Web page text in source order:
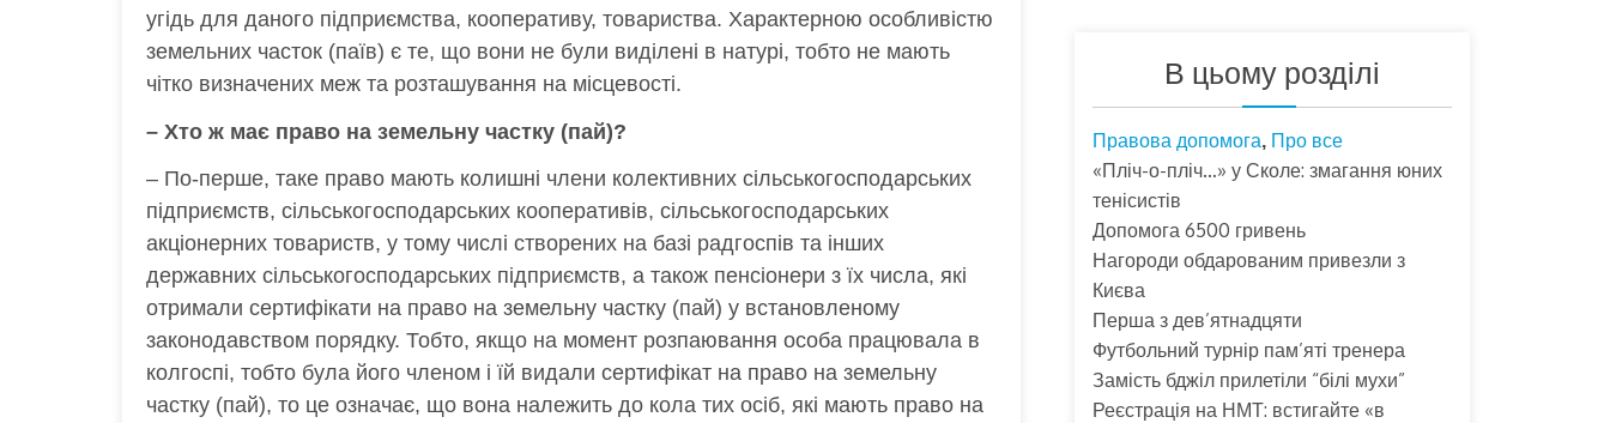
угідь для даного підприємства, кооперативу, товариства. Характерною особливістю
земельних часток (паїв) є те, що вони не були виділені в натурі, тобто не мають
чітко визначених меж та розташування на місцевості.
– Хто ж має право на земельну частку (пай)?
– По-перше, таке право мають колишні члени колективних сільськогосподарських
підприємств, сільськогосподарських кооперативів, сільськогосподарських
акціонерних товариств, у тому числі створених на базі радгоспів та інших
державних сільськогосподарських підприємств, а також пенсіонери з їх числа, які
отримали сертифікати на право на земельну частку (пай) у встановленому
законодавством порядку. Тобто, якщо на момент розпаювання особа працювала в
колгоспі, тобто була його членом і їй видали сертифікат на право на земельну
частку (пай), то це означає, що вона належить до кола тих осіб, які мають право на
В цьому розділі
Правова допомога, Про все
«Пліч-о-пліч…» у Сколе: змагання юних
тенісистів
Допомога 6500 гривень
Нагороди обдарованим привезли з
Києва
Перша з дев’ятнадцяти
Футбольний турнір пам’яті тренера
Замість бджіл прилетіли “білі мухи”
Реєстрація на НМТ: встигайте «в